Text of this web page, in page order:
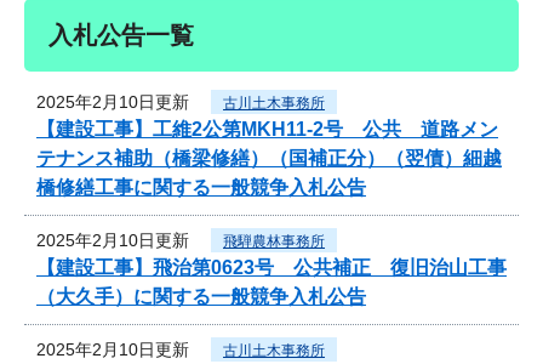
入札公告一覧
2025年2月10日更新 古川土木事務所
【建設工事】工維2公第MKH11-2号 公共 道路メン
テナンス補助（橋梁修繕）（国補正分）（翌債）細越
橋修繕工事に関する一般競争入札公告
2025年2月10日更新 飛騨農林事務所
【建設工事】飛治第0623号 公共補正 復旧治山工事
（大久手）に関する一般競争入札公告
2025年2月10日更新 古川土木事務所